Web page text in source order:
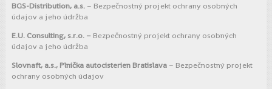
BGS-Distribution, a.s. – Bezpečnostný projekt ochrany osobných
údajov a jeho údržba
E.U. Consulting, s.r.o. – Bezpečnostný projekt ochrany osobných
údajov a jeho údržba
Slovnaft, a.s., Plnička autocisterien Bratislava– Bezpečnostný projekt
ochrany osobných údajov